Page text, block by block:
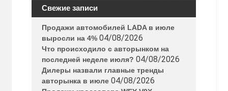
Свежие записи
Продажи автомобилей LADA в июле
выросли на 4% 04/08/2026
Что происходило с авторынком на
последней неделе июля? 04/08/2026
Дилеры назвали главные тренды
авторынка в июле 04/08/2026